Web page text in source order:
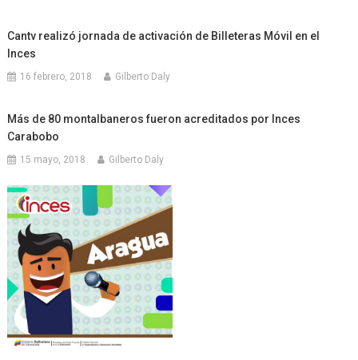
Cantv realizó jornada de activación de Billeteras Móvil en el
Inces
16 febrero, 2018 Gilberto Daly
Más de 80 montalbaneros fueron acreditados por Inces
Carabobo
15 mayo, 2018 Gilberto Daly